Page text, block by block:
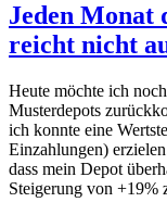
Jeden Monat
reicht nicht
Heute möchte ich
Musterdepots
ich konnte eine
Einzahlungen)
dass mein Depot
Steigerung von +19%